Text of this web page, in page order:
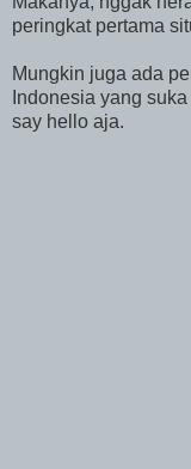
peringkat pertama
Mungkin juga ada
Indonesia yang
say hello aja.